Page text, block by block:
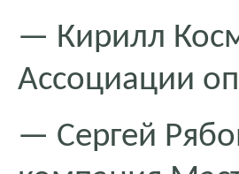
— Кирилл
Ассоциации
— Сергей